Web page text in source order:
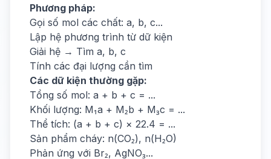
Phương pháp:
Gọi số mol các chất: a, b, c...
Lập hệ phương trình từ dữ kiện
Giải hệ → Tìm a, b, c
Tính các đại lượng cần tìm
Các dữ kiện thường gặp:
Tổng số mol: a + b + c = ...
Khối lượng: M₁a + M₂b + M₃c = ...
Thể tích: (a + b + c) × 22.4 = ...
Sản phẩm cháy: n(CO₂), n(H₂O)
Phản ứng với Br₂, AgNO₃...